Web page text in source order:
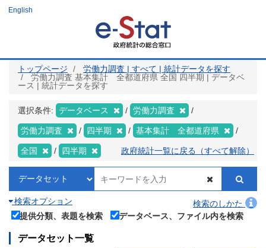
ツ
English
トップページ
労働力調査 | すべて | 統計データを探す
労働力調査 基本集計 全都道府県 全国 四半期 | データベ
ース | 統計データを探す
選択条件: データベース 労働力調査
労働力調査 四半期 基本集計 全都道府県
全国 四半期 政府統計一覧に戻る（すべて解除）
検索オプション
検索のしかた
提供分類、表題を検索
データベース、ファイル内を検索
データセット一覧